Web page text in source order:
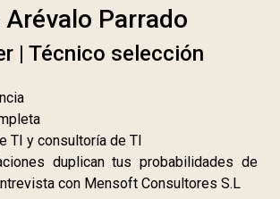
Parrado
| Técnico selección
TI y consultoría de TI
duplican tus probabilidades de
con Mensoft Consultores S.L